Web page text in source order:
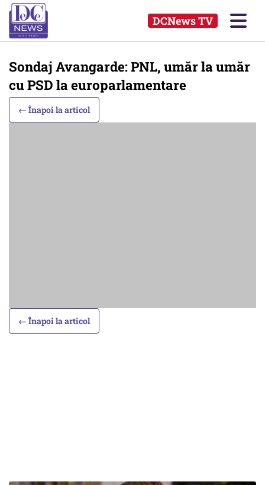
DCNews TV
Sondaj Avangarde: PNL, umăr la umăr
cu PSD la europarlamentare
← Înapoi la articol
← Înapoi la articol